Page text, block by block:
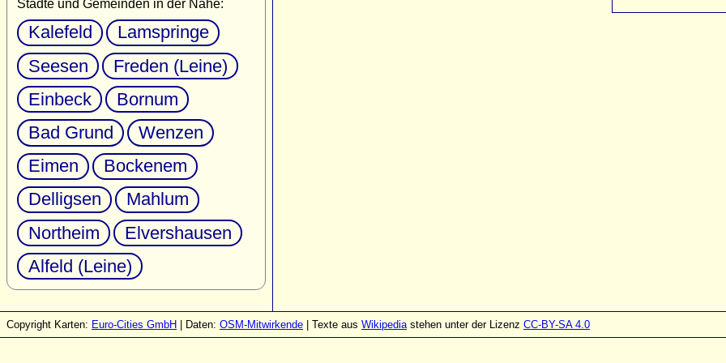
Städte und Gemeinden in der Nähe:
Kalefeld
Lamspringe
Seesen
Freden (Leine)
Einbeck
Bornum
Bad Grund
Wenzen
Eimen
Bockenem
Delligsen
Mahlum
Northeim
Elvershausen
Alfeld (Leine)
Copyright Karten: Euro-Cities GmbH | Daten: OSM-Mitwirkende | Texte aus Wikipediastehen unter der Lizenz CC-BY-SA 4.0